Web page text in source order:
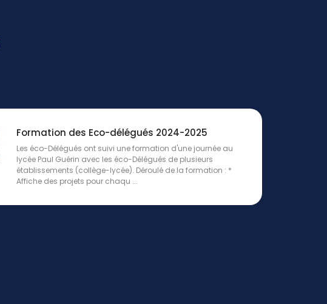
Formation des Eco-délégués 2024-2025
Les éco-Délégués ont suivi une formation d'une journée au
lycée Paul Guérin avec les éco-Délégués de plusieurs
établissements (collège-lycée). Déroulé de la formation : *
Affiche des projets pour chaqu ...